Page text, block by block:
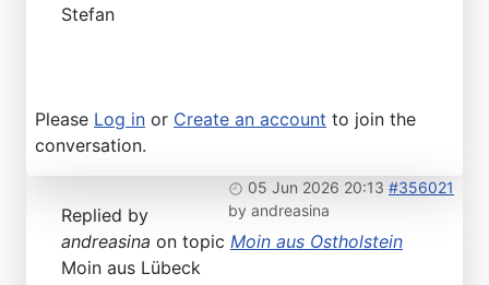
Stefan
Please Log in or Create an account to join the
conversation.
05 Jun 2026 20:13 #356021
by andreasina
Replied by
andreasina on topic Moin aus Ostholstein
Moin aus Lübeck